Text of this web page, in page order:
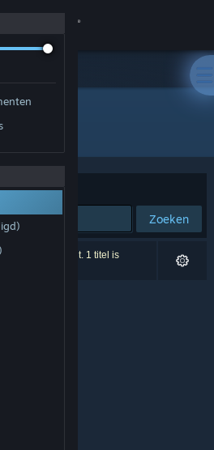
app
Zoeken
je zoekopdracht. 1 titel is